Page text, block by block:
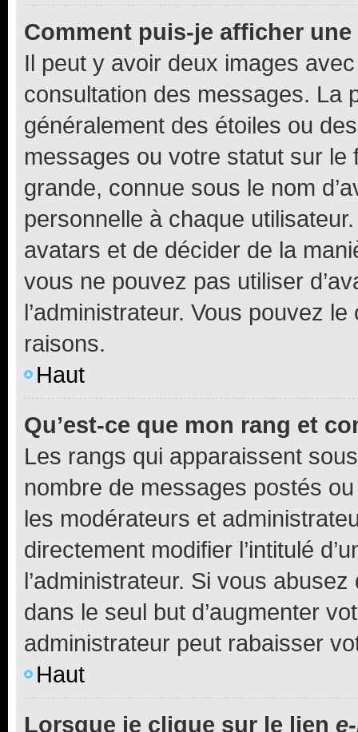
Comment puis-je afficher
Il peut y avoir deux images
consultation des messages. La
généralement des étoiles ou
messages ou votre statut sur
grande, connue sous le nom
personnelle à chaque utilisateur.
avatars et de décider de la
vous ne pouvez pas utiliser
l’administrateur. Vous pouvez
raisons.
Haut
Qu’est-ce que mon rang et
Les rangs qui apparaissent
nombre de messages postés
les modérateurs et
directement modifier l’intitulé
l’administrateur. Si vous
dans le seul but d’augmenter
administrateur peut rabaisser
Haut
Lorsque je clique sur le lien